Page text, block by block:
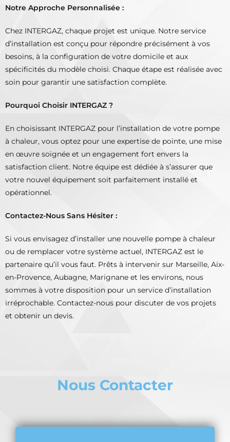
Notre Approche Personnalisée :
Chez INTERGAZ, chaque projet est unique. Notre service
d’installation est conçu pour répondre précisément à vos
besoins, à la configuration de votre domicile et aux
spécificités du modèle choisi. Chaque étape est réalisée avec
soin pour garantir une satisfaction complète.
Pourquoi Choisir INTERGAZ ?
En choisissant INTERGAZ pour l’installation de votre pompe
à chaleur, vous optez pour une expertise de pointe, une mise
en œuvre soignée et un engagement fort envers la
satisfaction client. Notre équipe est dédiée à s’assurer que
votre nouvel équipement soit parfaitement installé et
opérationnel.
Contactez-Nous Sans Hésiter :
Si vous envisagez d’installer une nouvelle pompe à chaleur
ou de remplacer votre système actuel, INTERGAZ est le
partenaire qu’il vous faut. Prêts à intervenir sur Marseille, Aix-
en-Provence, Aubagne, Marignane et les environs, nous
sommes à votre disposition pour un service d’installation
irréprochable. Contactez-nous pour discuter de vos projets
et obtenir un devis.
Nous Contacter